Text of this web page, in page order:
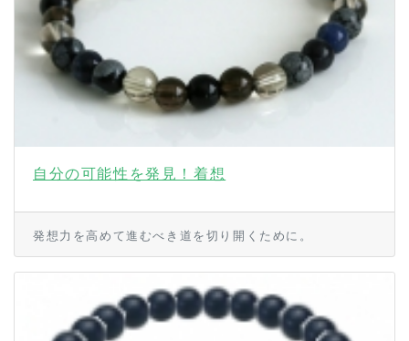
自分の可能性を発見！着想
発想力を高めて進むべき道を切り開くために。